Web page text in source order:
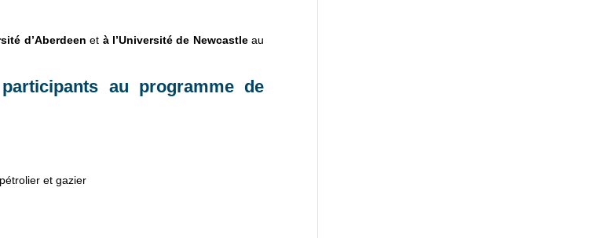
d’Aberdeen et à l’Université de Newcastleau
au programme de
et gazier